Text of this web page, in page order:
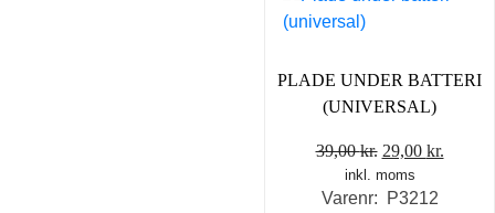
PLADE UNDER BATTERI
(UNIVERSAL)
39,00kr. Den
oprindelige
pris
29,00 kr.
inkl. moms
Varenr: P3212